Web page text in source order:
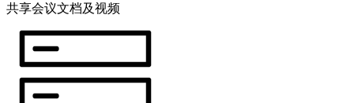
共享会议文档及视频